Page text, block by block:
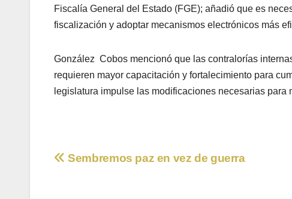
Fiscalía General del Estado (FGE); añadió que es
fiscalización y adoptar mecanismos electrónicos más
González Cobos mencionó que las contralorías
requieren mayor capacitación y fortalecimiento para
legislatura impulse las modificaciones necesarias para
Navegación
Sembremos paz en vez de guerra